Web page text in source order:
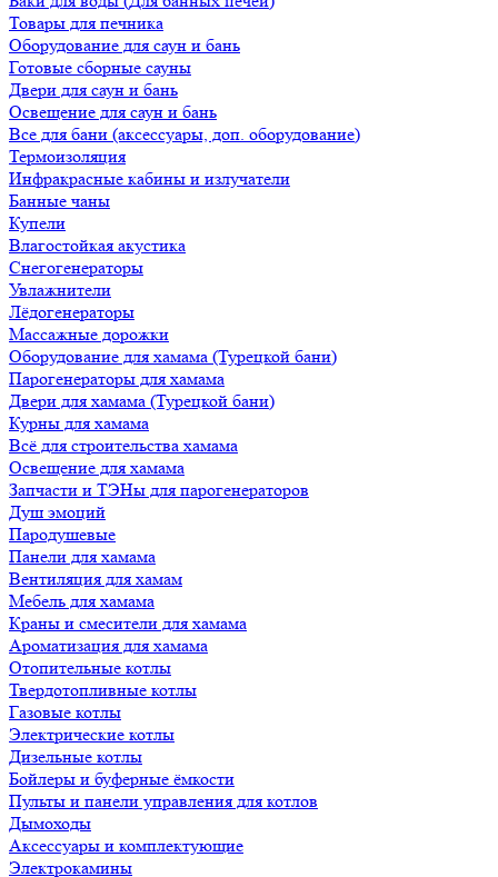
Товары для печника
Оборудование для саун и бань
Готовые сборные сауны
Двери для саун и бань
Освещение для саун и бань
Все для бани (аксессуары, доп. оборудование)
Термоизоляция
Инфракрасные кабины и излучатели
Банные чаны
Купели
Влагостойкая акустика
Снегогенераторы
Увлажнители
Лёдогенераторы
Массажные дорожки
Оборудование для хамама (Турецкой бани)
Парогенераторы для хамама
Двери для хамама (Турецкой бани)
Курны для хамама
Всё для строительства хамама
Освещение для хамама
Запчасти и ТЭНы для парогенераторов
Душ эмоций
Пародушевые
Панели для хамама
Вентиляция для хамам
Мебель для хамама
Краны и смесители для хамама
Ароматизация для хамама
Отопительные котлы
Твердотопливные котлы
Газовые котлы
Электрические котлы
Дизельные котлы
Бойлеры и буферные ёмкости
Пульты и панели управления для котлов
Дымоходы
Аксессуары и комплектующие
Электрокамины